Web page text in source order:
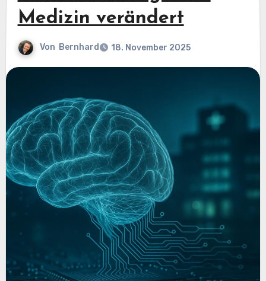
Medizin verändert
Von Bernhard 18. November 2025